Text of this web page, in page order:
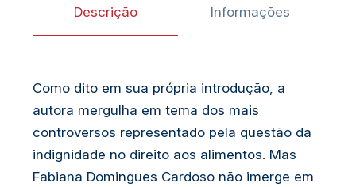
Descrição Informações
Como dito em sua própria introdução, a
autora mergulha em tema dos mais
controversos representado pela questão da
indignidade no direito aos alimentos. Mas
Fabiana Domingues Cardoso não imerge em